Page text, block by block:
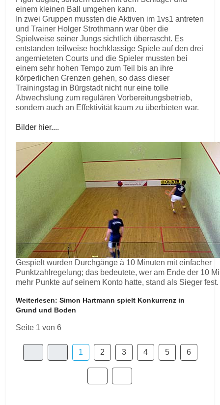
einem kleinen Ball umgehen kann.
In zwei Gruppen mussten die Aktiven im 1vs1 antreten
und Trainer Holger Strothmann war über die
Spielweise seiner Jungs sichtlich überrascht. Es
entstanden teilweise hochklassige Spiele auf den drei
angemieteten Courts und die Spieler mussten bei
einem sehr hohen Tempo zum Teil bis an ihre
körperlichen Grenzen gehen, so dass dieser
Trainingstag in Bürgstadt nicht nur eine tolle
Abwechslung zum regulären Vorbereitungsbetrieb,
sondern auch an Effektivität kaum zu überbieten war.
Bilder hier....
Gespielt wurden Durchgänge à 10 Minuten mit einfacher
Punktzahlregelung; das bedeutete, wer am Ende der 10
mehr Punkte auf seinem Konto hatte, stand als Sieger fest.
Weiterlesen: Simon Hartmann spielt Konkurrenz in
Grund und Boden
Seite 1 von 6
1 2 3 4 5 6